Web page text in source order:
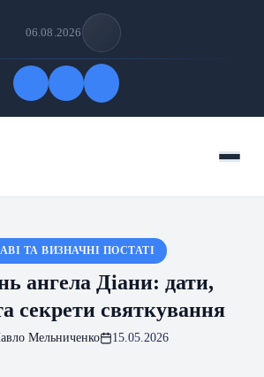
06.08.2026
Menu
ТА ВИЗНАЧНІ ПОСТАТІ
ангела Діани: дати,
секрети святкування
Мельниченко 15.05.2026